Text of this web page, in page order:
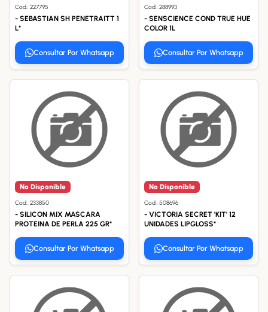
Cod.: 227795
- SEBASTIAN SH PENETRAITT 1
L*
Consultar Por Whatsapp
Cod.: 288993
- SENSCIENCE COND TRUE HUE
COLOR 1L
Consultar Por Whatsapp
No Disponible
Cod.: 233850
- SILICON MIX MASCARA
PROTEINA DE PERLA 225 GR*
Consultar Por Whatsapp
No Disponible
Cod.: 508696
- VICTORIA SECRET 'KIT' 12
UNIDADES LIPGLOSS*
Consultar Por Whatsapp